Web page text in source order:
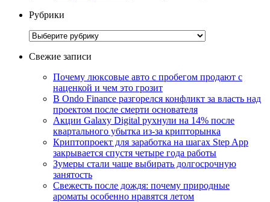
Рубрики
Рубрики
Свежие записи
Почему люксовые авто с пробегом продают с
наценкой и чем это грозит
В Ondo Finance разгорелся конфликт за власть над
проектом после смерти основателя
Акции Galaxy Digital рухнули на 14% после
квартального убытка из-за крипторынка
Криптопроект для заработка на шагах Step App
закрывается спустя четыре года работы
Зумеры стали чаще выбирать долгосрочную
занятость
Свежесть после дождя: почему природные
ароматы особенно нравятся летом